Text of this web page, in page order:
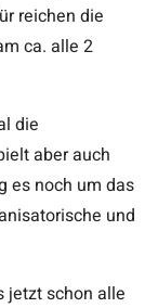
reichen die
ca. alle 2
die
aber auch
es noch um das
und
jetzt schon alle